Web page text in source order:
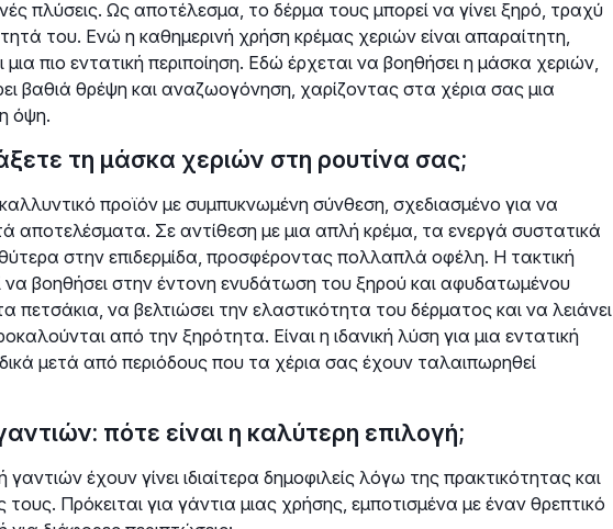
πλύσεις. Ως αποτέλεσμα, το δέρμα τους μπορεί να γίνει ξηρό, τραχύ
του. Ενώ η καθημερινή χρήση κρέμας χεριών είναι απαραίτητη,
μια πιο εντατική περιποίηση. Εδώ έρχεται να βοηθήσει η μάσκα χεριών,
βαθιά θρέψη και αναζωογόνηση, χαρίζοντας στα χέρια σας μια
όψη.
τη μάσκα χεριών στη ρουτίνα σας;
προϊόν με συμπυκνωμένη σύνθεση, σχεδιασμένο για να
αποτελέσματα. Σε αντίθεση με μια απλή κρέμα, τα ενεργά συστατικά
στην επιδερμίδα, προσφέροντας πολλαπλά οφέλη. Η τακτική
να βοηθήσει στην έντονη ενυδάτωση του ξηρού και αφυδατωμένου
πετσάκια, να βελτιώσει την ελαστικότητα του δέρματος και να λειάνει
από την ξηρότητα. Είναι η ιδανική λύση για μια εντατική
μετά από περιόδους που τα χέρια σας έχουν ταλαιπωρηθεί
πότε είναι η καλύτερη επιλογή;
έχουν γίνει ιδιαίτερα δημοφιλείς λόγω της πρακτικότητας και
Πρόκειται για γάντια μιας χρήσης, εμποτισμένα με έναν θρεπτικό